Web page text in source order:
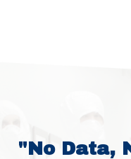
" No Data,